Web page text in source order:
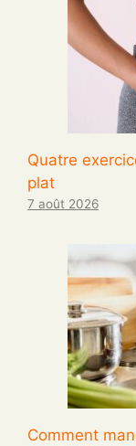
Quatre
plat
7 août 2026
Comment